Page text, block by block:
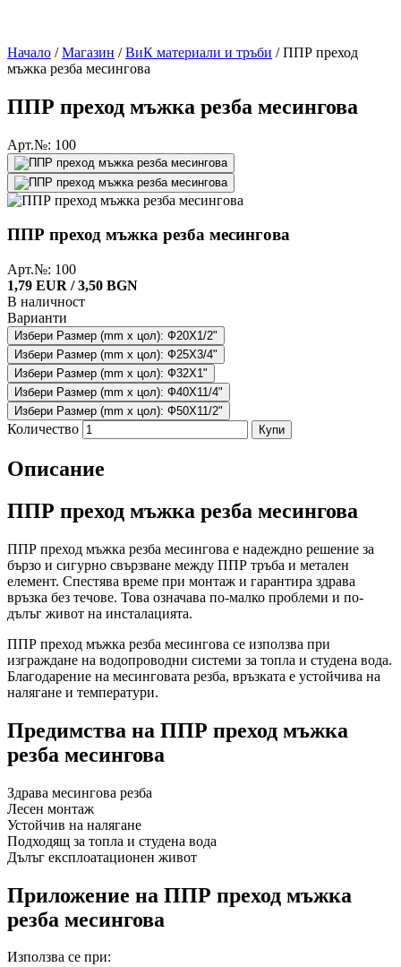
Начало / Магазин / ВиК материали и тръби / ППР преход
мъжка резба месингова
ППР преход мъжка резба месингова
Арт.№: 100
ППР преход мъжка резба месингова
Арт.№: 100
1,79 EUR / 3,50 BGN
В наличност
Варианти
Избери Размер (mm x цол): Ф20X1/2"
Избери Размер (mm x цол): Ф25X3/4"
Избери Размер (mm x цол): Ф32X1"
Избери Размер (mm x цол): Ф40X11/4"
Избери Размер (mm x цол): Ф50X11/2"
Количество Купи
Описание
ППР преход мъжка резба месингова
ППР преход мъжка резба месингова е надеждно решение за
бързо и сигурно свързване между ППР тръба и метален
елемент. Спестява време при монтаж и гарантира здрава
връзка без течове. Това означава по-малко проблеми и по-
дълъг живот на инсталацията.
ППР преход мъжка резба месингова се използва при
изграждане на водопроводни системи за топла и студена вода.
Благодарение на месинговата резба, връзката е устойчива на
налягане и температури.
Предимства на ППР преход мъжка
резба месингова
Здрава месингова резба
Лесен монтаж
Устойчив на налягане
Подходящ за топла и студена вода
Дълъг експлоатационен живот
Приложение на ППР преход мъжка
резба месингова
Използва се при: